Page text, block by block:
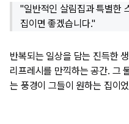
"일반적인 살림집과 특별한
집이면 좋겠습니다."
반복되는 일상을 담는 진득한
리프레시를 만끽하는 공간. 그
는 풍경이 그들이 원하는 집이